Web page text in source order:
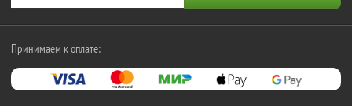
Принимаем к оплате: